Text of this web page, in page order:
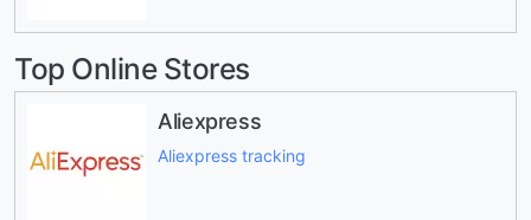
Top Online Stores
Aliexpress
Aliexpress tracking